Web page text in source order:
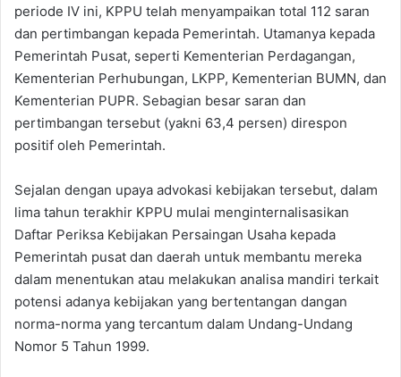
periode IV ini, KPPU telah menyampaikan total 112 saran
dan pertimbangan kepada Pemerintah. Utamanya kepada
Pemerintah Pusat, seperti Kementerian Perdagangan,
Kementerian Perhubungan, LKPP, Kementerian BUMN, dan
Kementerian PUPR. Sebagian besar saran dan
pertimbangan tersebut (yakni 63,4 persen) direspon
positif oleh Pemerintah.
Sejalan dengan upaya advokasi kebijakan tersebut, dalam
lima tahun terakhir KPPU mulai menginternalisasikan
Daftar Periksa Kebijakan Persaingan Usaha kepada
Pemerintah pusat dan daerah untuk membantu mereka
dalam menentukan atau melakukan analisa mandiri terkait
potensi adanya kebijakan yang bertentangan dangan
norma-norma yang tercantum dalam Undang-Undang
Nomor 5 Tahun 1999.